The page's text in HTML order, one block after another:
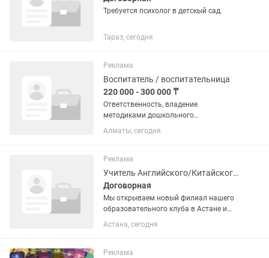
Требуется психолог в детскый сад.
Тараз, сегодня
Реклама
Воспитатель / воспитательница
220 000 - 300 000 ₸
Ответственность, владение
методиками дошкольного
образования, любовь к детям, знание
детской возрастной психологии
Алматы, сегодня
Реклама
Учитель Английского/Китайского/Итальянского/Корейского
Договорная
Мы открываем новый филиал нашего
образовательного клуба в Астане и
приглашаем в команду преподавателя
с отличным знанием языка Важно:
формирования учебных групп,
Астана, сегодня
Реклама